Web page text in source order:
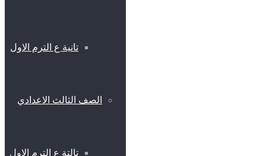
تانية ع الترم الاول
الصف الثالث الاعدادي
تالتة ع الترم الاول